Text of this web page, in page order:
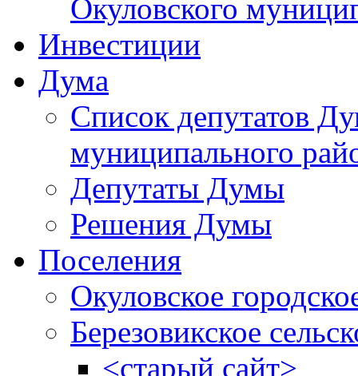
Окуловского
Инвестиции
Дума
Список депутатов
муниципального
Депутаты Думы
Решения Думы
Поселения
Окуловское
Березовикское
<старый сайт>